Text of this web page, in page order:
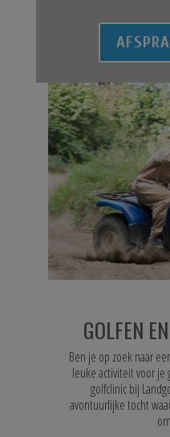
GOLFEN
Ben je op zoek naar
leuke activiteit voor je
golfclinic bij
avontuurlijke tocht